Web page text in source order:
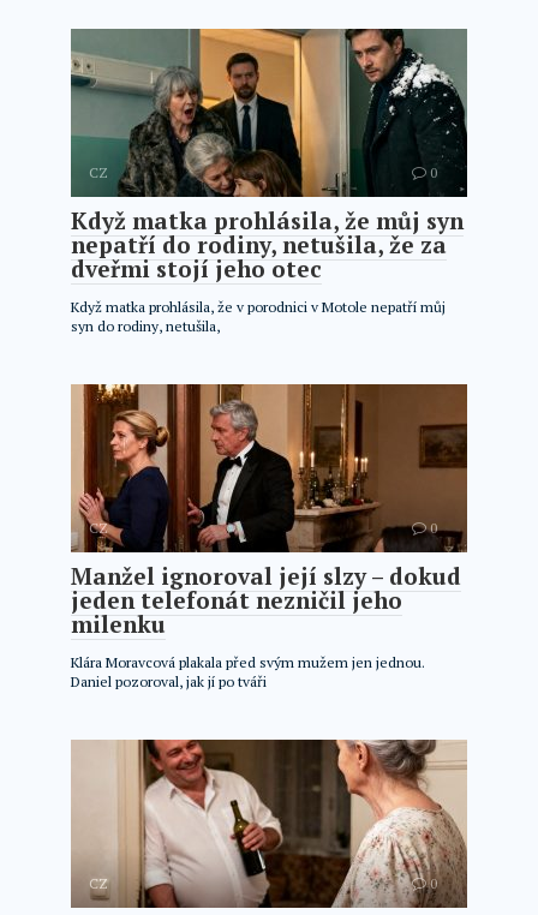
CZ 0
Když matka prohlásila, že můj syn
nepatří do rodiny, netušila, že za
dveřmi stojí jeho otec
Když matka prohlásila, že v porodnici v Motole nepatří můj
syn do rodiny, netušila,
CZ 0
Manžel ignoroval její slzy – dokud
jeden telefonát nezničil jeho
milenku
Klára Moravcová plakala před svým mužem jen jednou.
Daniel pozoroval, jak jí po tváři
CZ 0